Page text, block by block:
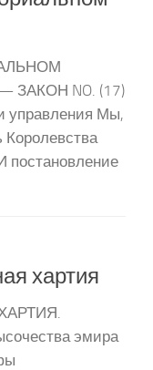
NO. (17)
управления Мы,
постановление
хартия
эмира